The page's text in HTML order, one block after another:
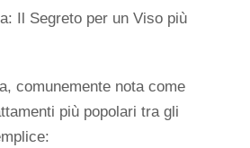
Il Segreto per un Viso più
comunemente nota come
più popolari tra gli